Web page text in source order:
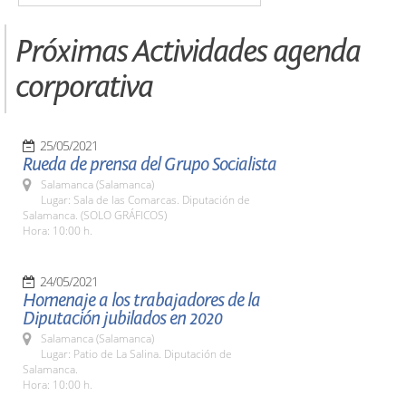
Próximas Actividades agenda
corporativa
25/05/2021
Rueda de prensa del Grupo Socialista
Salamanca (Salamanca)
Lugar: Sala de las Comarcas. Diputación de
Salamanca. (SOLO GRÁFICOS)
Hora: 10:00 h.
24/05/2021
Homenaje a los trabajadores de la
Diputación jubilados en 2020
Salamanca (Salamanca)
Lugar: Patio de La Salina. Diputación de
Salamanca.
Hora: 10:00 h.